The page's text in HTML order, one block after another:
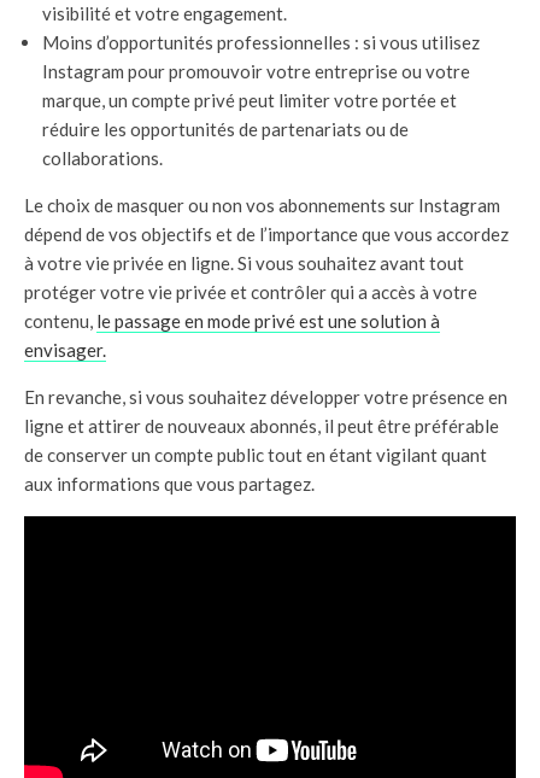
visibilité et votre engagement.
Moins d’opportunités professionnelles : si vous utilisez
Instagram pour promouvoir votre entreprise ou votre
marque, un compte privé peut limiter votre portée et
réduire les opportunités de partenariats ou de
collaborations.
Le choix de masquer ou non vos abonnements sur Instagram
dépend de vos objectifs et de l’importance que vous accordez
à votre vie privée en ligne. Si vous souhaitez avant tout
protéger votre vie privée et contrôler qui a accès à votre
contenu, le passage en mode privé est une solution à
envisager.
En revanche, si vous souhaitez développer votre présence en
ligne et attirer de nouveaux abonnés, il peut être préférable
de conserver un compte public tout en étant vigilant quant
aux informations que vous partagez.